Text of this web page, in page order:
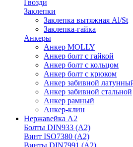
Гвозди
Заклепки
Заклепка вытяжная Al/St
Заклепка-гайка
Анкеры
Анкер MOLLY
Анкер болт с гайкой
Анкер болт с кольцом
Анкер болт с крюком
Анкер забивной
Анкер забивной стальной
Анкер рамный
Анкер-клин
Нержавейка А2
Болты DIN933 (A2)
Винт ISO7380 (A2)
Винты DIN7991 (A2)